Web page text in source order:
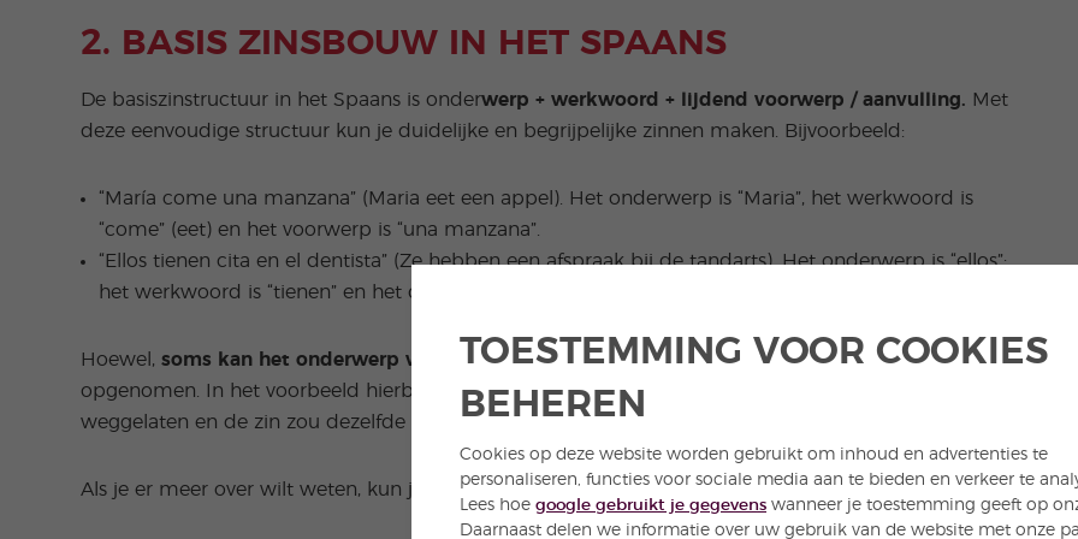
2. BASIS ZINSBOUW IN HET SPAANS
De basiszinstructuur in het Spaans is onderwerp + werkwoord + lijdend voorwerp / aanvulling. Met
deze eenvoudige structuur kun je duidelijke en begrijpelijke zinnen maken. Bijvoorbeeld:
“María come una manzana” (Maria eet een appel). Het onderwerp is “Maria”, het werkwoord is
“come” (eet) en het voorwerp is “una manzana”.
“Ellos tienen cita en el dentista” (Ze hebben een afspraak bij de tandarts). Het onderwerp is “ellos”;
het werkwoord is “tienen” en het complement is “cita en el dentista”.
Hoewel,soms kan het onderwerp worden weggelatenen hoeft het niet in de zin te worden
opgenomen. In het voorbeeld hierboven, “Ellos tienen cita en el dentista”, kan het onderwerp worden
weggelaten en de zin zou dezelfde betekenis hebben: “Tienen cita en el dentista”.
Als je er meer over wilt weten, kun je ons berichtSpaanse zinsbouwbezoeken.
TOESTEMMING VOOR COOKIES
BEHEREN
Cookies op deze website worden gebruikt om inhoud en advertenties te
personaliseren, functies voor sociale media aan te bieden en verkeer te
Lees hoe google gebruikt je gegevens wanneer je toestemming geeft op
Daarnaast delen we informatie over uw gebruik van de website met onze